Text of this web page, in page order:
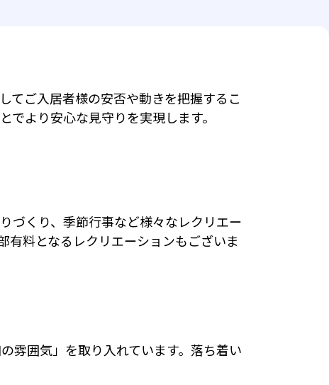
てご入居者様の安否や動きを把握するこ
より安心な見守りを実現します。
づくり、季節行事など様々なレクリエー
料となるレクリエーションもございま
雰囲気」を取り入れています。落ち着い